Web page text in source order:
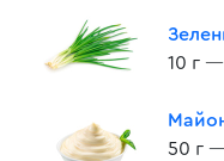
10 г —
50 г —